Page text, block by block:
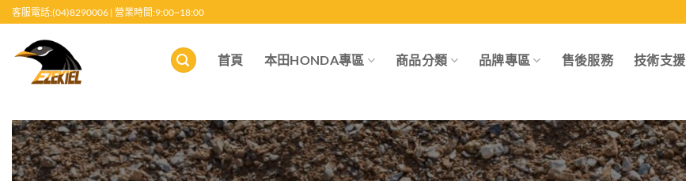
至
客服電話:(04)8290006 | 營業時間:9:00~18:00
首頁 本田HONDA專區 商品分類 品牌專區 售後服務 技術支援